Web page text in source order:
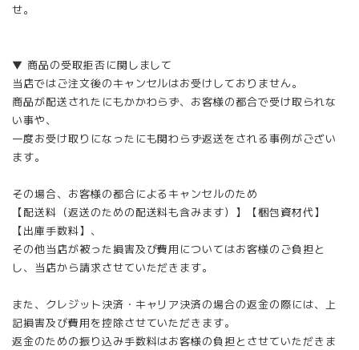
せ。
▼ 商品の受取拒否に関しまして
当店ではご注文後のキャンセルはお受けしておりません。
商品が配送されたにもかかわらず、お客様の都合で受け取られな
い事や、
一度お受け取りになったにも関わらず返送をされる事例がござい
ます。
その場合、お客様の都合によるキャンセルのため
【配送料（返送のための配送料も含みます）】【梱包資材代】
【出庫手数料】、
その他当店が被った損害及び費用についてはお客様のご負担と
し、当店から請求させていただきます。
また、クレジット決済・キャリア決済の場合の返金の際には、上
記損害及び費用を控除させていただきます。
返金のための振り込み手数料はお客様の負担とさせていただきま